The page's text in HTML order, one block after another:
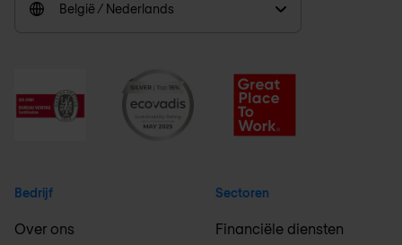
België / Nederlands
Bedrijf
Over ons
Sectoren
Financiële diensten